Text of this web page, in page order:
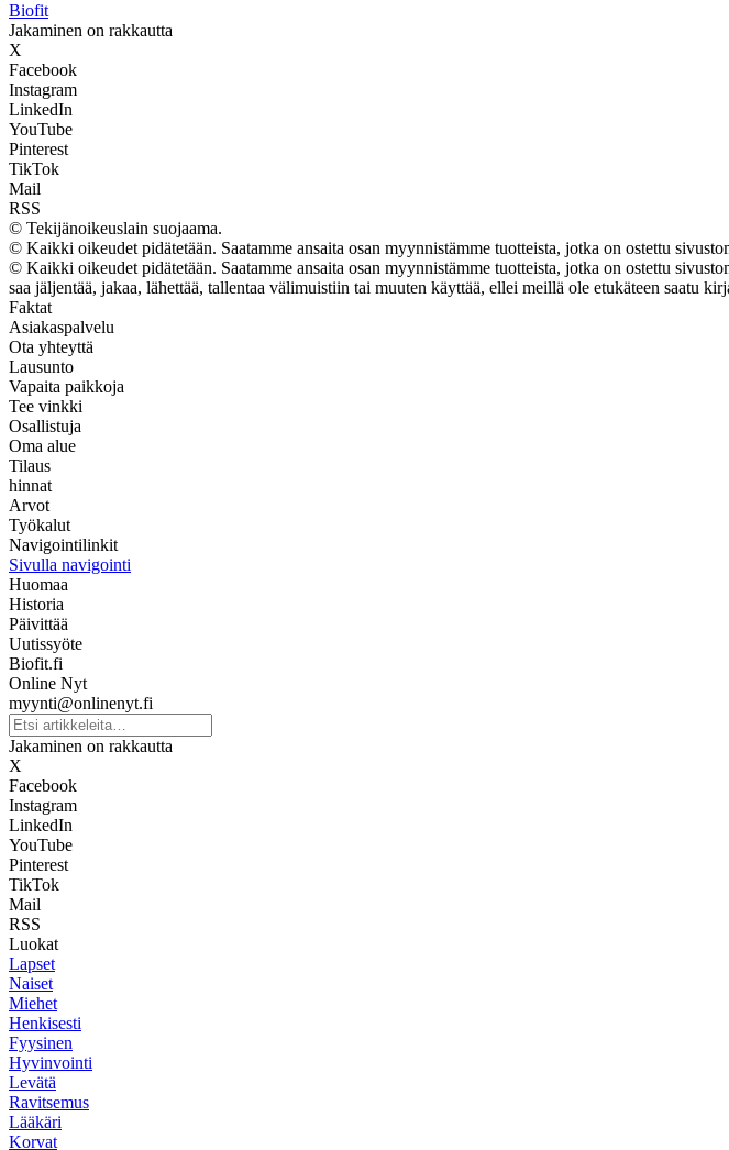
Biofit
Jakaminen on rakkautta
X
Facebook
Instagram
LinkedIn
YouTube
Pinterest
TikTok
Mail
RSS
© Tekijänoikeuslain suojaama.
© Kaikki oikeudet pidätetään. Saatamme ansaita osan myynnistämme tuotteista, jotka on ostettu
© Kaikki oikeudet pidätetään. Saatamme ansaita osan myynnistämme tuotteista, jotka on ostettu
saa jäljentää, jakaa, lähettää, tallentaa välimuistiin tai muuten käyttää, ellei meillä ole etukäteen saatu
Faktat
Asiakaspalvelu
Ota yhteyttä
Lausunto
Vapaita paikkoja
Tee vinkki
Osallistuja
Oma alue
Tilaus
hinnat
Arvot
Työkalut
Navigointilinkit
Sivulla navigointi
Huomaa
Historia
Päivittää
Uutissyöte
Biofit.fi
Online Nyt
myynti@onlinenyt.fi
Jakaminen on rakkautta
X
Facebook
Instagram
LinkedIn
YouTube
Pinterest
TikTok
Mail
RSS
Luokat
Lapset
Naiset
Miehet
Henkisesti
Fyysinen
Hyvinvointi
Levätä
Ravitsemus
Lääkäri
Korvat